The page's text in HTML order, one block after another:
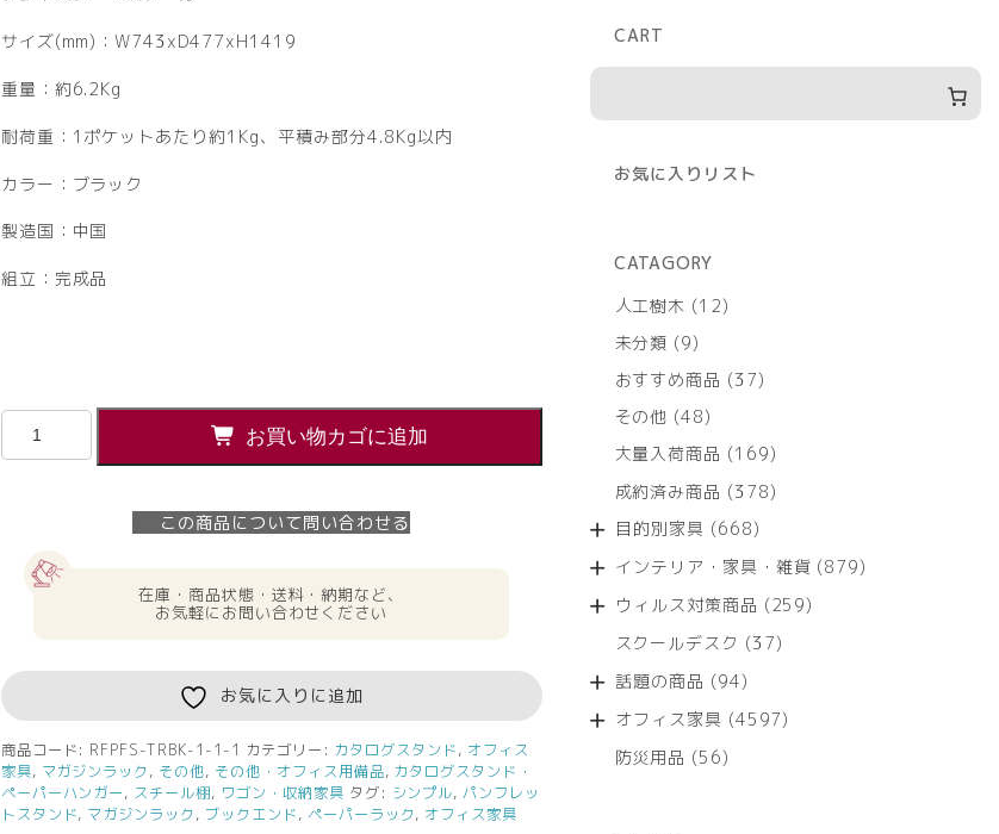
サイズ(mm)：W743xD477xH1419
重量：約6.2Kg
耐荷重：1ポケットあたり約1Kg、平積み部分4.8Kg以内
カラー：ブラック
製造国：中国
組立：完成品
【法
パ
ン
フ
レ
ッ
ト
お買い物カゴに追加
この商品について問い合わせる
在庫・商品状態・送料・納期など、
お気軽にお問い合わせください
お気に入りに追加
商品コード: RFPFS-TRBK-1-1-1 カテゴリー: カタログスタンド, オフィス
家具, マガジンラック , その他, その他・オフィス用備品, カタログスタンド・
ペーパーハンガー, スチール棚, ワゴン・収納家具 タグ: シンプル,パンフレッ
トスタンド, マガジンラック , ブックエンド, ペーパーラック, オフィス家具
CART
お気に入りリスト
CATAGORY
人工樹木
1212
商
未分類 99
の
商
おすすめ商品 3737
商
その他 4848
の
商
大量入荷商品 169169
の
成約済み商品 378378
商
目的別家具 668668
の
商
インテリア・家具・雑貨 879879
ウィルス対策商品 259259
スクールデスク 3737
商
話題の商品 9494
の
オフィス家具 45974597
防災用品 5656